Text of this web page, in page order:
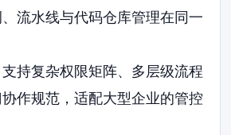
流水线与代码仓库管理在同一
持复杂权限矩阵、多层级流程
作规范，适配大型企业的管控